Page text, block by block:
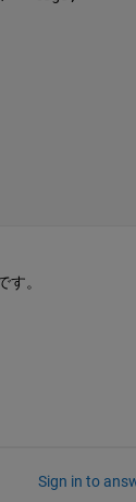
。
Sign in to